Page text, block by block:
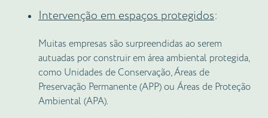
Intervenção emespaçosprotegidos:
Muitas empresas são surpreendidas ao serem
autuadas por construir em área ambiental protegida,
como Unidades de Conservação, Áreas de
Preservação Permanente (APP) ou Áreas de Proteção
Ambiental (APA).